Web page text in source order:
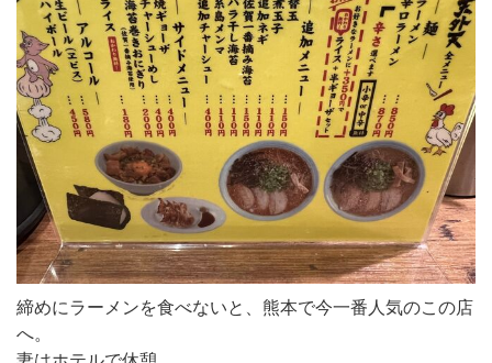
締めにラーメンを食べないと、熊本で今一番人気のこの店
へ。